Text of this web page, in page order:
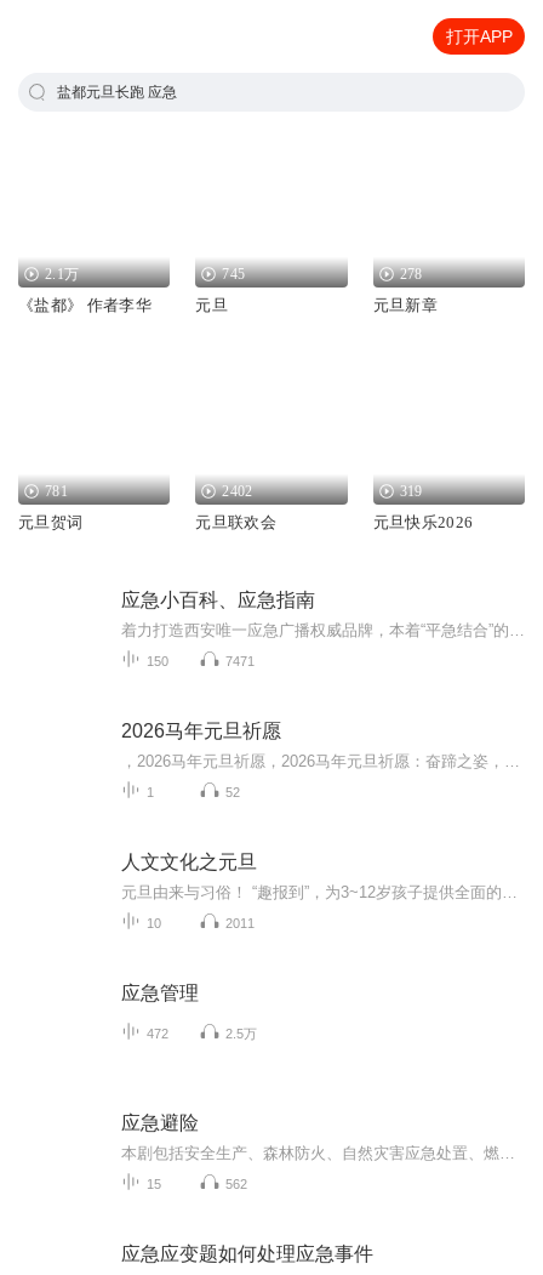
打开APP
盐都元旦长跑 应急
2.1万
《盐都》 作者李华
745
元旦
278
元旦新章
781
元旦贺词
2402
元旦联欢会
319
元旦快乐2026
应急小百科、应急指南
150 7471
2026马年元旦祈愿
1 52
人文文化之元旦
10 2011
应急管理
472 2.5万
应急避险
15 562
应急应变题如何处理应急事件